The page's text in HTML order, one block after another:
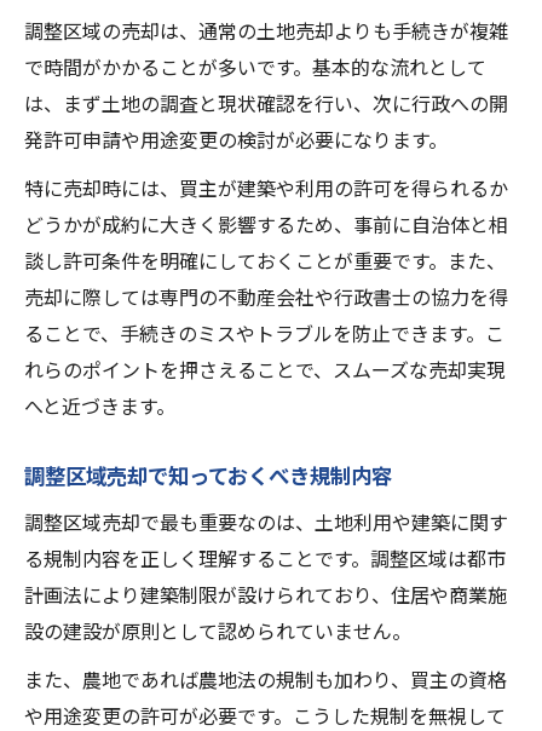
調整区域売却の査定額が決まる要素とは
調整区域売却の査定で注意すべき点
調整区域売却の複数査定依頼の活用法
調整区域の売却は、通常の土地売却よりも手続きが複雑
で時間がかかることが多いです。基本的な流れとして
は、まず土地の調査と現状確認を行い、次に行政への開
発許可申請や用途変更の検討が必要になります。
特に売却時には、買主が建築や利用の許可を得られるか
どうかが成約に大きく影響するため、事前に自治体と相
談し許可条件を明確にしておくことが重要です。また、
売却に際しては専門の不動産会社や行政書士の協力を得
ることで、手続きのミスやトラブルを防止できます。こ
れらのポイントを押さえることで、スムーズな売却実現
へと近づきます。
調整区域売却で知っておくべき規制内容
調整区域売却で最も重要なのは、土地利用や建築に関す
る規制内容を正しく理解することです。調整区域は都市
計画法により建築制限が設けられており、住居や商業施
設の建設が原則として認められていません。
また、農地であれば農地法の規制も加わり、買主の資格
や用途変更の許可が必要です。こうした規制を無視して